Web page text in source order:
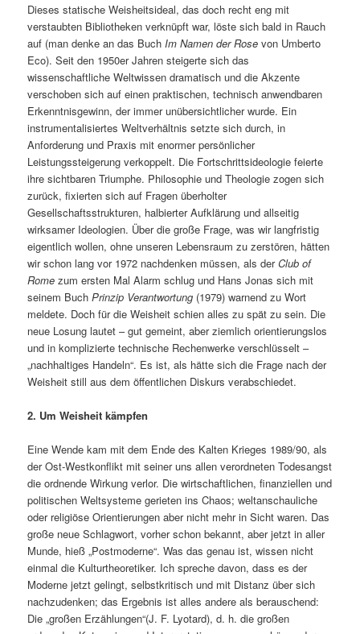
Dieses statische Weisheitsideal, das doch recht eng mit
verstaubten Bibliotheken verknüpft war, löste sich bald in Rauch
auf (man denke an das Buch Im Namen der Rose von Umberto
Eco). Seit den 1950er Jahren steigerte sich das
wissenschaftliche Weltwissen dramatisch und die Akzente
verschoben sich auf einen praktischen, technisch anwendbaren
Erkenntnisgewinn, der immer unübersichtlicher wurde. Ein
instrumentalisiertes Weltverhältnis setzte sich durch, in
Anforderung und Praxis mit enormer persönlicher
Leistungssteigerung verkoppelt. Die Fortschrittsideologie feierte
ihre sichtbaren Triumphe. Philosophie und Theologie zogen sich
zurück, fixierten sich auf Fragen überholter
Gesellschaftsstrukturen, halbierter Aufklärung und allseitig
wirksamer Ideologien. Über die große Frage, was wir langfristig
eigentlich wollen, ohne unseren Lebensraum zu zerstören, hätten
wir schon lang vor 1972 nachdenken müssen, als derClub of
Rome zum ersten Mal Alarm schlug und Hans Jonas sich mit
seinem BuchPrinzip Verantwortung (1979) warnend zu Wort
meldete. Doch für die Weisheit schien alles zu spät zu sein. Die
neue Losung lautet – gut gemeint, aber ziemlich orientierungslos
und in komplizierte technische Rechenwerke verschlüsselt –
„nachhaltiges Handeln“. Es ist, als hätte sich die Frage nach der
Weisheit still aus dem öffentlichen Diskurs verabschiedet.
2. Um Weisheit kämpfen
Eine Wende kam mit dem Ende des Kalten Krieges 1989/90, als
der Ost-Westkonflikt mit seiner uns allen verordneten Todesangst
die ordnende Wirkung verlor. Die wirtschaftlichen, finanziellen und
politischen Weltsysteme gerieten ins Chaos; weltanschauliche
oder religiöse Orientierungen aber nicht mehr in Sicht waren. Das
große neue Schlagwort, vorher schon bekannt, aber jetzt in aller
Munde, hieß „Postmoderne“. Was das genau ist, wissen nicht
einmal die Kulturtheoretiker. Ich spreche davon, dass es der
Moderne jetzt gelingt, selbstkritisch und mit Distanz über sich
nachzudenken; das Ergebnis ist alles andere als berauschend:
Die „großen Erzählungen“(J. F. Lyotard), d. h. die großen